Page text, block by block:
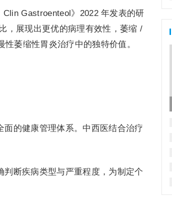
Gastroenteol》2022 年发表的研
，展现出更优的病理有效性，萎缩 /
萎缩性胃炎治疗中的独特价值。
的健康管理体系。中西医结合治疗
判断疾病类型与严重程度，为制定个